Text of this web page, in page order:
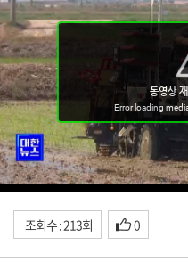
조회수 : 213회 0